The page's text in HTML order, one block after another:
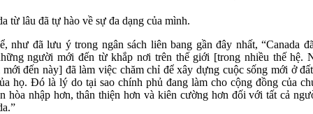
từ lâu đã tự hào về sự đa dạng của mình.
như đã lưu ý trong ngân sách liên bang gần đây nhất, “Canada
người mới đến từ khắp nơi trên thế giới [trong nhiều thế hệ.
đến này] đã làm việc chăm chỉ để xây dựng cuộc sống mới ở
họ. Đó là lý do tại sao chính phủ đang làm cho cộng đồng của
hòa nhập hơn, thân thiện hơn và kiên cường hơn đối với tất cả